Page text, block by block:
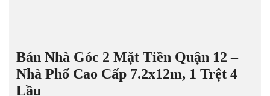
Bán Nhà Góc 2 Mặt Tiền Quận 12 –
Nhà Phố Cao Cấp 7.2x12m, 1 Trệt 4
Lầu